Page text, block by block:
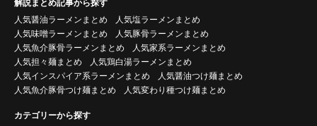
解説まとめ記事から探す
人気醤油ラーメンまとめ
人気塩ラーメンまとめ
人気味噌ラーメンまとめ
人気豚骨ラーメンまとめ
人気魚介豚骨ラーメンまとめ
人気家系ラーメンまとめ
人気担々麺まとめ
人気鶏白湯ラーメンまとめ
人気インスパイア系ラーメンまとめ
人気醤油つけ麺まとめ
人気魚介豚骨つけ麺まとめ
人気変わり種つけ麺まとめ
カテゴリーから探す